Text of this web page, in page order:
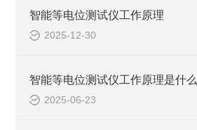
智能等电位测试仪工作原理
2025-12-30
智能等电位测试仪​工作原理是什么
2025-06-23